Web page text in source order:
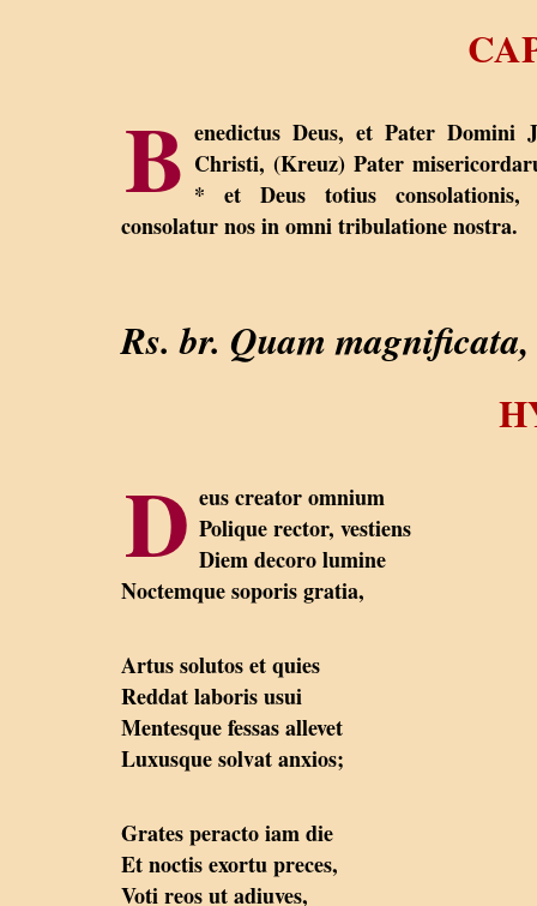
B enedictus Deus, et Pater Domini
Christi, (Kreuz) Pater
* et Deus totius consolationis,
consolatur nos in omni tribulatione nostra.
Rs. br. Quam magnificata,
D eus creator omnium
Polique rector, vestiens
Diem decoro lumine
Noctemque soporis gratia,
Artus solutos et quies
Reddat laboris usui
Mentesque fessas allevet
Luxusque solvat anxios;
Grates peracto iam die
Et noctis exortu preces,
Voti reos ut adiuves,